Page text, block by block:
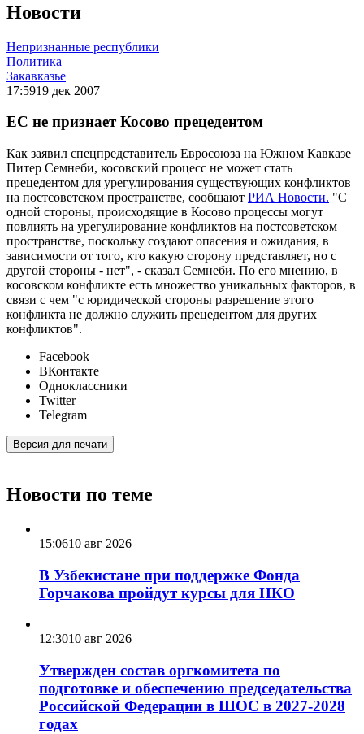
Новости
Непризнанные республики
Политика
Закавказье
17:5919 дек 2007
ЕС не признает Косово прецедентом
Как заявил спецпредставитель Евросоюза на Южном Кавказе
Питер Семнеби, косовский процесс не может стать
прецедентом для урегулирования существующих конфликтов
на постсоветском пространстве, сообщают РИА Новости. "С
одной стороны, происходящие в Косово процессы могут
повлиять на урегулирование конфликтов на постсоветском
пространстве, поскольку создают опасения и ожидания, в
зависимости от того, кто какую сторону представляет, но с
другой стороны - нет", - сказал Семнеби. По его мнению, в
косовском конфликте есть множество уникальных факторов, в
связи с чем "с юридической стороны разрешение этого
конфликта не должно служить прецедентом для других
конфликтов".
Facebook
ВКонтакте
Одноклассники
Twitter
Telegram
Версия для печати
Новости по теме
15:0610 авг 2026
В Узбекистане при поддержке Фонда
Горчакова пройдут курсы для НКО
12:3010 авг 2026
Утвержден состав оргкомитета по
подготовке и обеспечению председательства
Российской Федерации в ШОС в 2027-2028
годах